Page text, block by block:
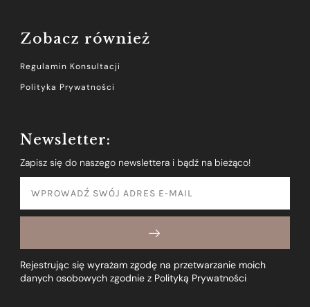
Zobacz również
Regulamin Konsultacji
Polityka Prywatności
Newsletter:
Zapisz się do naszego newslettera i bądź na bieżąco!
Rejestrując się wyrażam zgodę na przetwarzanie moich
danych osobowych zgodnie z Polityką Prywatności